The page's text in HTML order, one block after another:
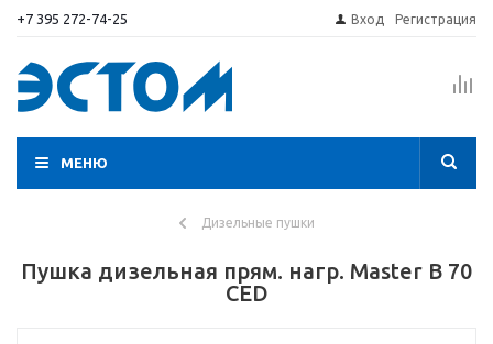
+7 395 272-74-25 Вход Регистрация
МЕНЮ
Дизельные пушки
Пушка дизельная прям. нагр. Master B 70
CED